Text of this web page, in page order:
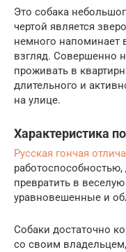
Это собака
чертой является
немного напоминает
взгляд. Совершенно
проживать в
длительного и
на улице.
Характеристика
Русская гончая
превратить в
уравновешенные и
Собаки достаточно
со своим